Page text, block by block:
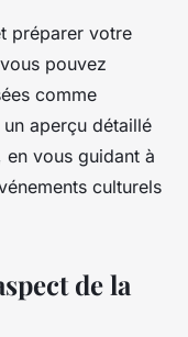
préparer votre
pouvez
comme
aperçu détaillé
en vous guidant à
culturels
de la